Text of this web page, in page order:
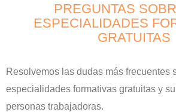
PREGUNTAS
ESPECIALIDADES
GRATUITAS
Resolvemos las dudas más frecuentes
especialidades formativas gratuitas y
personas trabajadoras.